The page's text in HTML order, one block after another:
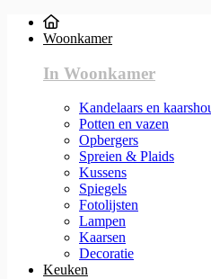
Woonkamer
In Woonkamer
Kandelaars en
Potten en vazen
Opbergers
Spreien & Plaids
Kussens
Spiegels
Fotolijsten
Lampen
Kaarsen
Decoratie
Keuken